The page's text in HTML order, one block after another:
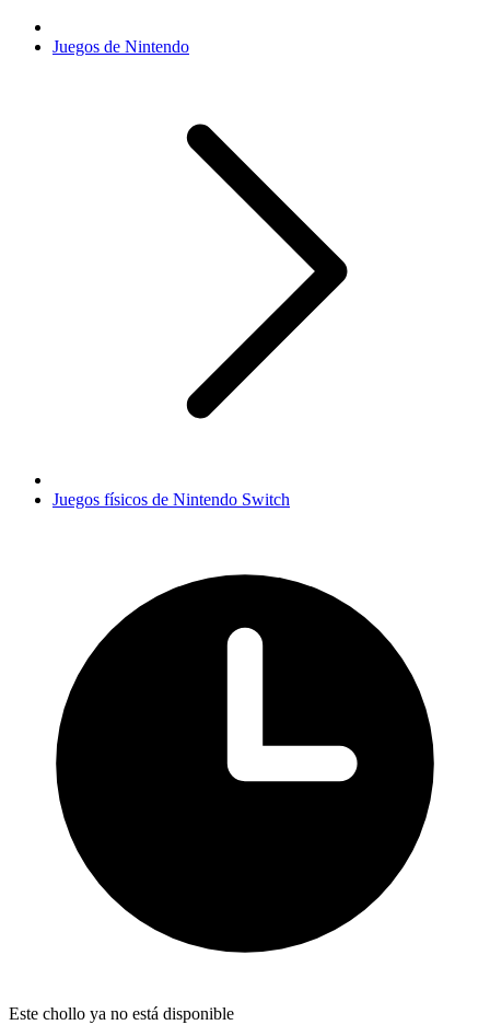
Juegos de Nintendo
Juegos físicos de Nintendo Switch
Este chollo ya no está disponible